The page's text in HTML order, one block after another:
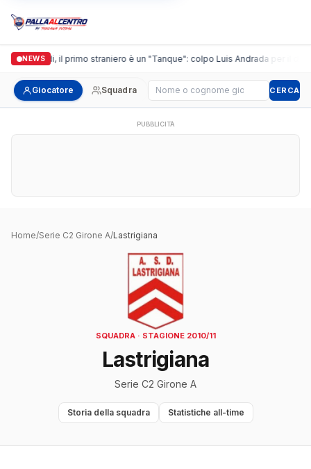
NEWS
Casalguidi, il primo straniero è un "Tanque": colpo Luis Andrada per il
Giocatore Squadra Cerca giocatore CERCA
PUBBLICITÀ
Home/Serie C2 Girone A/Lastrigiana
SQUADRA · STAGIONE 2010/11
Lastrigiana
Serie C2 Girone A
Storia della squadra Statistiche all-time